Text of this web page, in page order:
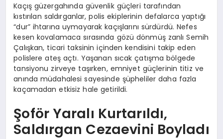
Kaçış güzergahında güvenlik güçleri tarafından
kıstırılan saldırganlar, polis ekiplerinin defalarca yaptığı
“dur” ihtarına uymayarak kaçışlarını sürdürdü. Nefes
kesen kovalamaca sırasında gözü dönmüş zanlı Semih
Çalışkan, ticari taksinin içinden kendisini takip eden
polislere ateş açtı. Yaşanan sıcak çatışma bölgede
tansiyonu zirveye taşırken, emniyet güçlerinin titiz ve
anında müdahalesi sayesinde şüpheliler daha fazla
kaçamadan etkisiz hale getirildi.
Şoför Yaralı Kurtarıldı,
Saldırgan Cezaevini Boyladı